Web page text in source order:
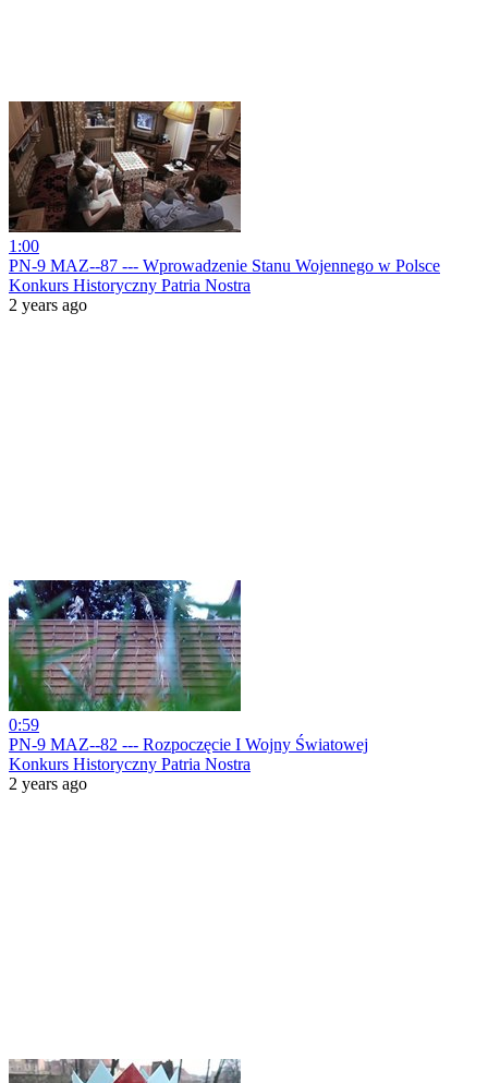
1:00
PN-9 MAZ--87 --- Wprowadzenie Stanu Wojennego w Polsce
Konkurs Historyczny Patria Nostra
2 years ago
0:59
PN-9 MAZ--82 --- Rozpoczęcie I Wojny Światowej
Konkurs Historyczny Patria Nostra
2 years ago